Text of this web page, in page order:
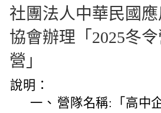
社團法人中華民國
協會辦理「2025冬
營」
說明：
一、 營隊名稱:「高中